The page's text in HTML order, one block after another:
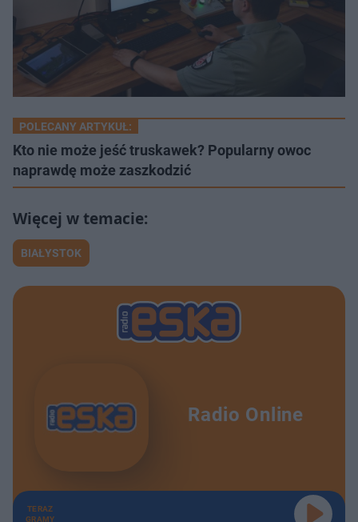
POLECANY ARTYKUŁ:
Kto nie może jeść truskawek? Popularny owoc
naprawdę może zaszkodzić
BIAŁYSTOK
Radio Online
TERAZ
GRAMY